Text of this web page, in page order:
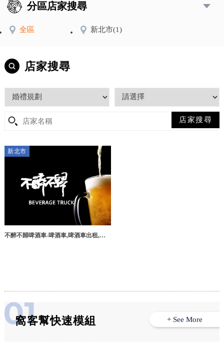
分區店家搜尋
全區 新北市(1)
店家搜尋
新北市
不醉不歸啤酒車-啤酒車,啤酒車出租,台
窩客幫快速模組 + See More